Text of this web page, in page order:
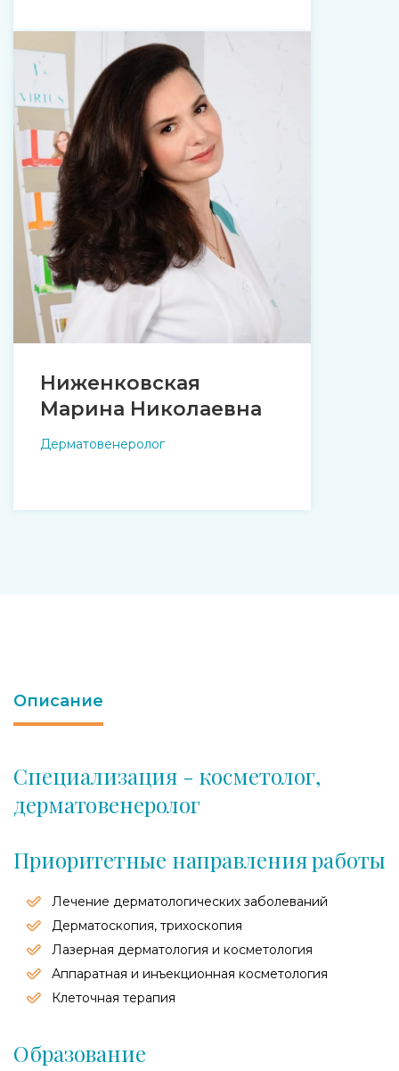
Ниженковская
Марина Николаевна
Дерматовенеролог
Описание
Специализация - косметолог,
дерматовенеролог
Приоритетные направления работы
Лечение дерматологических заболеваний
Дерматоскопия, трихоскопия
Лазерная дерматология и косметология
Аппаратная и инъекционная косметология
Клеточная терапия
Образование